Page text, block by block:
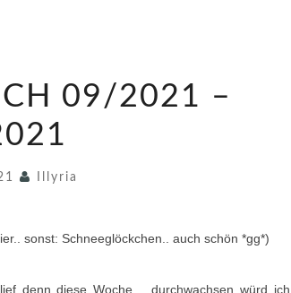
09/2021 –
Illyria
sonst: Schneeglöckchen.. auch schön *gg*)
denn diese Woche .. durchwachsen würd ich